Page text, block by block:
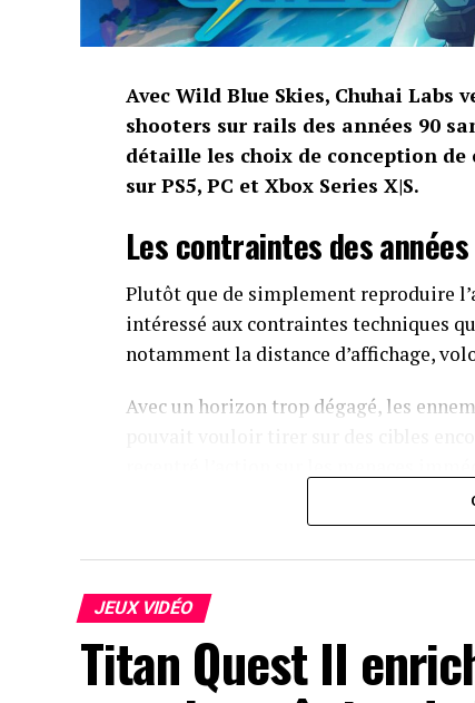
Avec Wild Blue Skies, Chuhai
shooters sur rails des années 90
détaille les choix de conception de
sur PS5, PC et Xbox Series X|S.
Les contraintes des
Plutôt que de simplement reproduire
intéressé aux contraintes techniques
notamment la distance d’affichage,
Avec un horizon trop dégagé, les
La caméra et les commandes ont
lorsque cela devient nécessaire.
Des commandes
JEUX VIDÉO
Titan Quest II